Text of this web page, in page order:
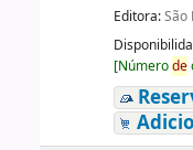
Editora:São
Disponibilida
[Númerode